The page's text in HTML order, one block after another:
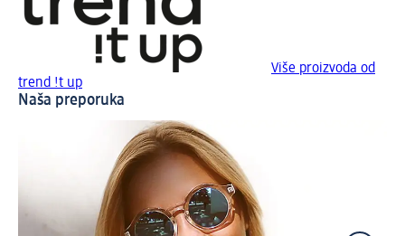
Više proizvoda od
trend !t up
Naša preporuka